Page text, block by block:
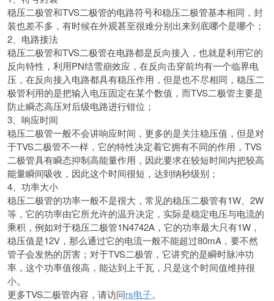
稳压二极管和TVS二极管的电路符号和稳压二极管基本相同，封
装也差不多，有时候在外观甚至很难分别出来到底哪个是哪个；
2、电路接法
稳压二极管和TVS二极管在电路都是反向接入，也就是利用它的
反向特性，利用PN结雪崩效应，在反向击穿前均有一个临界电
压，在反向接入电路都具有稳压作用，但是也不尽相同，稳压二
极管利用的是把输入电压固定在某个数值，而TVS二极管主要是
防止瞬态高压对后级电路进行钳位；
3、响应时间
稳压二极管一般不会讲响应时间，更多的是关注稳压值，但是对
于TVS二极管不一样，它的特性决定着它拥有不同的作用，TVS
二极管具有瞬态抑制高能量作用，因此要求在较短时间内把较高
能量瞬间吸收，因此这个时间很短，达到纳秒级别；
4、功率大小
稳压二极管的功率一般不是很大，常见的稳压二极管有1W、2W
等，它的功率由它所允许的温升决定，实际是稳定电压与电流的
乘积，例如对于稳压二极管1N4742A，它的功率最大只有1W，
稳压值是12V，那么通过它的电流一般不能超过80mA，要不然
管子会发热的厉害；对于TVS二极管，它讲究的是瞬时脉冲功
率，这个功率值很高，能达到上千瓦，只是这个时间值维持很
小。
更多TVS二极管内容，请访问rs电子。